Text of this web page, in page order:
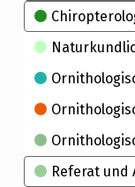
Referat und